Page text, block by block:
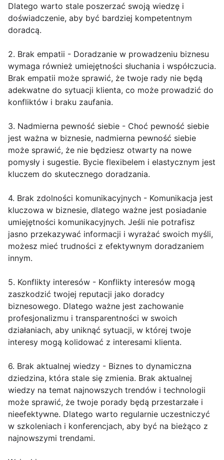
Dlatego warto stale poszerzać swoją wiedzę i
doświadczenie, aby być bardziej kompetentnym
doradcą.
2. Brak empatii - Doradzanie w prowadzeniu biznesu
wymaga również umiejętności słuchania i współczucia.
Brak empatii może sprawić, że twoje rady nie będą
adekwatne do sytuacji klienta, co może prowadzić do
konfliktów i braku zaufania.
3. Nadmierna pewność siebie - Choć pewność siebie
jest ważna w biznesie, nadmierna pewność siebie
może sprawić, że nie będziesz otwarty na nowe
pomysły i sugestie. Bycie flexibelem i elastycznym jest
kluczem do skutecznego doradzania.
4. Brak zdolności komunikacyjnych - Komunikacja jest
kluczowa w biznesie, dlatego ważne jest posiadanie
umiejętności komunikacyjnych. Jeśli nie potrafisz
jasno przekazywać informacji i wyrażać swoich myśli,
możesz mieć trudności z efektywnym doradzaniem
innym.
5. Konflikty interesów - Konflikty interesów mogą
zaszkodzić twojej reputacji jako doradcy
biznesowego. Dlatego ważne jest zachowanie
profesjonalizmu i transparentności w swoich
działaniach, aby uniknąć sytuacji, w której twoje
interesy mogą kolidować z interesami klienta.
6. Brak aktualnej wiedzy - Biznes to dynamiczna
dziedzina, która stale się zmienia. Brak aktualnej
wiedzy na temat najnowszych trendów i technologii
może sprawić, że twoje porady będą przestarzałe i
nieefektywne. Dlatego warto regularnie uczestniczyć
w szkoleniach i konferencjach, aby być na bieżąco z
najnowszymi trendami.